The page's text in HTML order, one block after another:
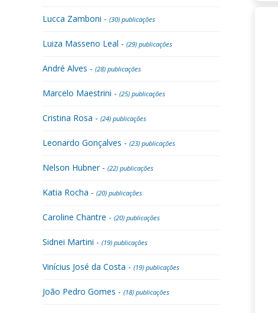
Lucca Zamboni - (30) publicações
Luiza Masseno Leal - (29) publicações
André Alves - (28) publicações
Marcelo Maestrini - (25) publicações
Cristina Rosa - (24) publicações
Leonardo Gonçalves - (23) publicações
Nelson Hubner - (22) publicações
Katia Rocha - (20) publicações
Caroline Chantre - (20) publicações
Sidnei Martini - (19) publicações
Vinícius José da Costa - (19) publicações
João Pedro Gomes - (18) publicações